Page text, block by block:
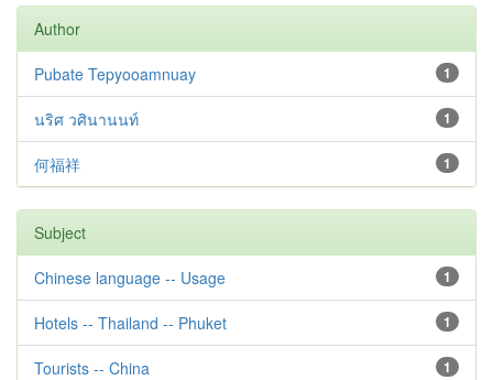
Author
1
Pubate Tepyooamnuay
1
นริศ วศินานนท์
1
何福祥
Subject
1
Chinese language -- Usage
1
Hotels -- Thailand -- Phuket
1
Tourists -- China